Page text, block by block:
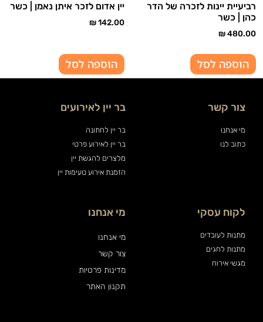
רביעיית יינות לזכרה של הדר
כהן | כשר
₪480.00
הוספה לסל
יין אדום לזכר איתן נאמן | כשר
₪142.00
הוספה לסל
צור קשר
מי אנחנו
כתוב לנו
בר יין לאירועים
בר יין לחתונה
בר יין לאירוע פרטי
מלצרים להגשת יין
הזמנת אירוע טעימות יין
לקוח עסקי
מתנות לעובדים
מתנות לחגים
מגשי אירוח
מי אנחנו
מי אנחנו
צור קשר
מדינות פרטיות
תקנון האתר